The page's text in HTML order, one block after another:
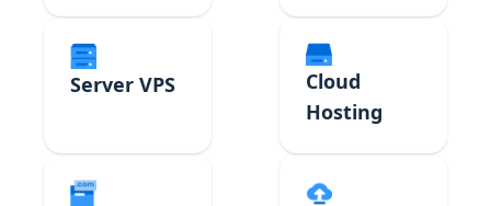
Server VPS
Cloud
Hosting